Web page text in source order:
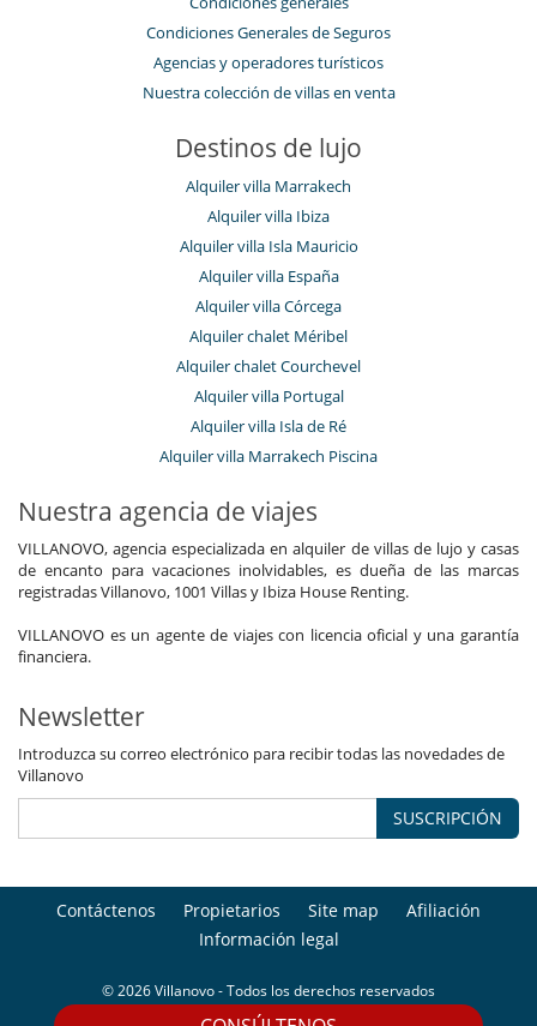
Condiciones Generales de Seguros
Agencias y operadores turísticos
Nuestra colección de villas en venta
Destinos de lujo
Alquiler villa Marrakech
Alquiler villa Ibiza
Alquiler villa Isla Mauricio
Alquiler villa España
Alquiler villa Córcega
Alquiler chalet Méribel
Alquiler chalet Courchevel
Alquiler villa Portugal
Alquiler villa Isla de Ré
Alquiler villa Marrakech Piscina
Nuestra agencia de viajes
VILLANOVO, agencia especializada en alquiler de villas de lujo y casas
de encanto para vacaciones inolvidables, es dueña de las marcas
registradas Villanovo, 1001 Villas y Ibiza House Renting.
VILLANOVO es un agente de viajes con licencia oficial y una garantía
financiera.
Newsletter
Introduzca su correo electrónico para recibir todas las novedades de
Villanovo
SUSCRIPCIÓN
Contáctenos Propietarios Site map
Afiliación
Información legal
© 2026 Villanovo - Todos los derechos reservados